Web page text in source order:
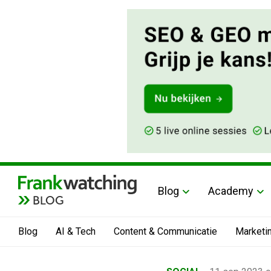
BLOG
Blog Academy
Blog AI & Tech Content & Communicatie